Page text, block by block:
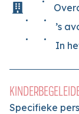
’s
In
Specifieke